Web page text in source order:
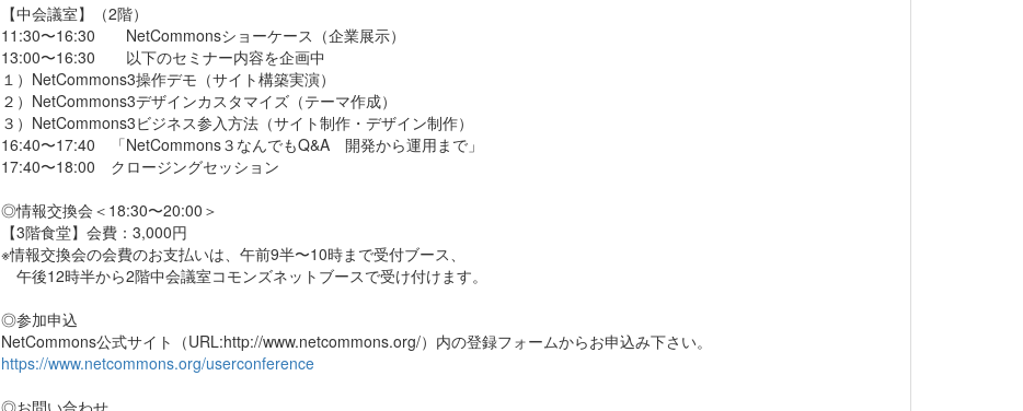
【中会議室】（2階）
11:30〜16:30 NetCommonsショーケース（企業展示）
13:00〜16:30 以下のセミナー内容を企画中
１）NetCommons3操作デモ（サイト構築実演）
２）NetCommons3デザインカスタマイズ（テーマ作成）
３）NetCommons3ビジネス参入方法（サイト制作・デザイン制作）
16:40〜17:40 「NetCommons３なんでもQ&A 開発から運用まで」
17:40〜18:00 クロージングセッション
◎情報交換会＜18:30〜20:00＞
【3階食堂】会費：3,000円
※情報交換会の会費のお支払いは、午前9半〜10時まで受付ブース、
午後12時半から2階中会議室コモンズネットブースで受け付けます。
◎参加申込
NetCommons公式サイト（URL:http://www.netcommons.org/）内の登録フォームからお申込み下さい。
https://www.netcommons.org/userconference
◎お問い合わせ